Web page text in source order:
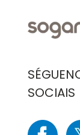
SOCIAIS
Imaxe